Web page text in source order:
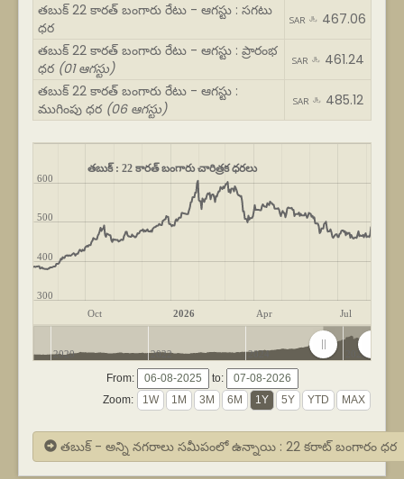
తబుక్ 22 కారత్ బంగారు రేటు - ఆగస్టు : సగటు
ధర
SAR ﷼ 467.06
తబుక్ 22 కారత్ బంగారు రేటు - ఆగస్టు : ప్రారంభ
ధర (01 ఆగస్టు) SAR ﷼ 461.24
తబుక్ 22 కారత్ బంగారు రేటు - ఆగస్టు :
ముగింపు ధర (06 ఆగస్టు) SAR ﷼ 485.12
తబుక్ : 22 కారత్ బంగారు చారిత్రక ధరలు
Oct 2026 Apr Jul
300
400
500
600
2020 2022 2024 2026
From:
to:
Zoom:
తబుక్ - అన్ని నగరాలు సమీపంలో ఉన్నాయి : 22 కరాట్ బంగారం ధర